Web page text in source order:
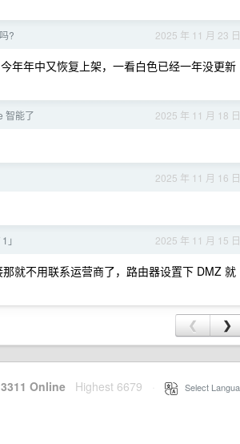
2025 年 11 月 23 日
?
年年中又恢复上架，一看白色已经一年没更新
2025 年 11 月 18 日
智能了
2025 年 11 月 16 日
2025 年 11 月 15 日
就不用联系运营商了，路由器设置下 DMZ 就
❮ ❯
3311 Online Highest 6679 Select